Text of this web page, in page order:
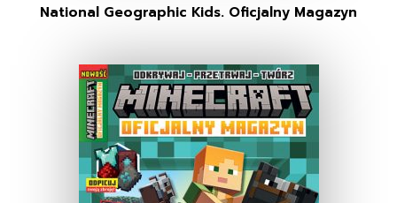
National Geographic Kids. Oficjalny Magazyn